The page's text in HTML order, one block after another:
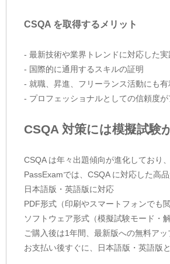
CSQA を取得するメリット
- 最新技術や業界トレンドに対応した
- 国際的に通用するスキルの証明
- 就職、昇進、フリーランス活動にも有
- プロフェッショナルとしての信頼度
CSQA 対策には模擬試験
CSQA は年々出題傾向が進化しており
PassExamでは、CSQA に対応した高
日本語版・英語版に対応
PDF形式（印刷やスマートフォンでも閲
ソフトウェア形式（模擬試験モード・解
ご購入後は1年間、最新版への無料アッ
お支払い後すぐに、日本語版・英語版